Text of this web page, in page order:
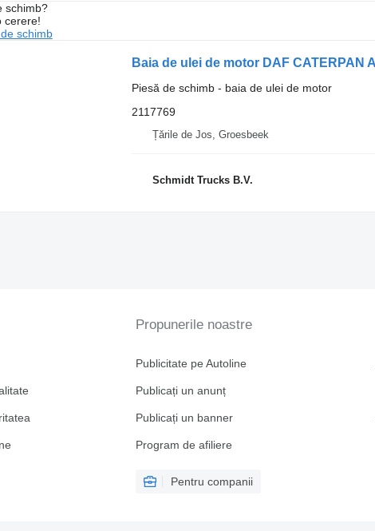
schimb?
cerere!
schimb
Piesă de schimb - baia de ulei de motor
2117769
Țările de Jos, Groesbeek
Schmidt Trucks B.V.
Propunerile noastre
Publicitate pe Autoline
Publicați un anunț
Publicați un banner
Program de afiliere
Pentru companii